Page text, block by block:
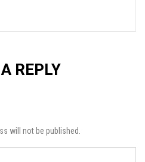
REPLY
will not be published.